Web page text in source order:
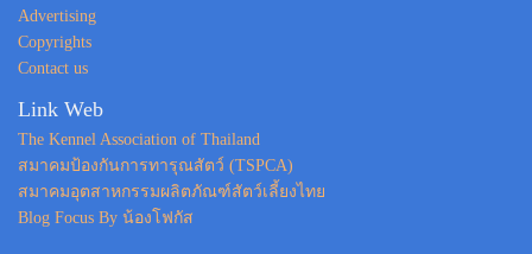
Advertising
Copyrights
Contact us
Link Web
The Kennel Association of Thailand
สมาคมป้องกันการทารุณสัตว์ (TSPCA)
สมาคมอุตสาหกรรมผลิตภัณฑ์สัตว์เลี้ยงไทย
Blog Focus By น้องโฟกัส